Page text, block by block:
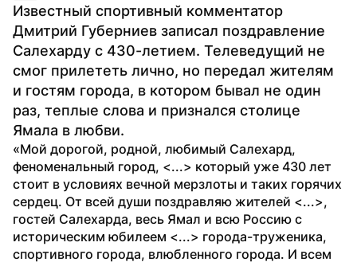
Известный спортивный комментатор
Дмитрий Губерниев записал поздравление
Салехарду с 430-летием. Телеведущий не
смог прилететь лично, но передал жителям
и гостям города, в котором бывал не один
раз, теплые слова и признался столице
Ямала в любви.
«Мой дорогой, родной, любимый Салехард,
феноменальный город, <...> который уже 430 лет
стоит в условиях вечной мерзлоты и таких горячих
сердец. От всей души поздравляю жителей <...>,
гостей Салехарда, весь Ямал и всю Россию с
историческим юбилеем <...> города-труженика,
спортивного города, влюбленного города. И всем